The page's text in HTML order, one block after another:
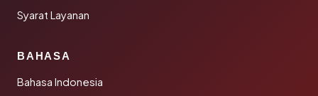
Syarat Layanan
BAHASA
Bahasa Indonesia